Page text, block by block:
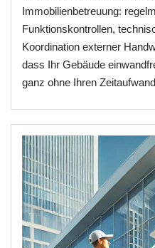
Immobilienbetreuung:
Funktionskontrollen,
Koordination externer
dass Ihr Gebäude
ganz ohne Ihren